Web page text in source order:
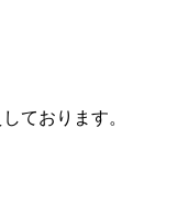
ております。